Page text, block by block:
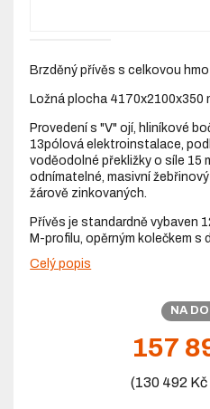
Brzděný přívěs s celkovou
Ložná plocha 4170x2100x350
Provedení s "V" ojí, hliníkové
13pólová elektroinstalace,
voděodolné překližky o síle 15
odnímatelné, masivní
žárově zinkovaných.
Přívěs je standardně vybaven
M-profilu, opěrným kolečkem s
Celý popis
NA
157
(130 492